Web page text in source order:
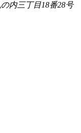
内三丁目18番28号